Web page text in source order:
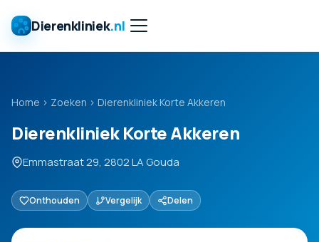
Dierenkliniek.nl
Home › Zoeken › Dierenkliniek Korte Akkeren
Dierenkliniek Korte Akkeren
Emmastraat 29, 2802 LA Gouda
Onthouden Vergelijk Delen